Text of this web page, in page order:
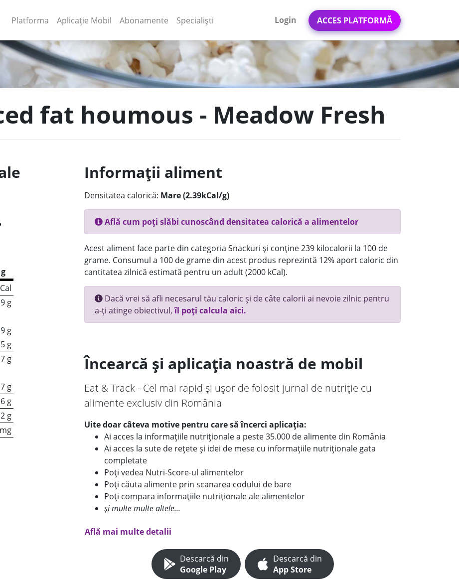
Platforma (current)
Aplicație Mobil (current)
Abonamente Specialiști Login ACCES PLATFORMĂ
fat houmous - Meadow Fresh
g
g
g
g
g
g
g
Informații aliment
Densitatea calorică: Mare (2.39kCal/g)
Află cum poți slăbi cunoscând densitatea calorică a alimentelor
Acest aliment face parte din categoria Snackuri și conține 239 kilocalorii la 100 de
grame. Consumul a 100 de grame din acest produs reprezintă 12% aport caloric din
cantitatea zilnică estimată pentru un adult (2000 kCal).
Dacă vrei să afli necesarul tău caloric și de câte calorii ai nevoie zilnic pentru
a-ți atinge obiectivul,îl poți calcula aici.
Încearcă și aplicația noastră de mobil
Eat & Track - Cel mai rapid și ușor de folosit jurnal de nutriție cu
alimente exclusiv din România
Uite doar câteva motive pentru care să încerci aplicația:
Ai acces la informațiile nutriționale a peste 35.000 de alimente din România
Ai acces la sute de rețete și idei de mese cu informațiile nutriționale gata
completate
Poți vedea Nutri-Score-ul alimentelor
Poți căuta alimente prin scanarea codului de bare
Poți compara informațiile nutriționale ale alimentelor
și multe multe altele...
Află mai multe detalii
Descarcă din
Google Play
Descarcă din
App Store